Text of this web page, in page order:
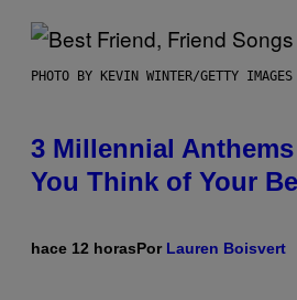
PHOTO BY KEVIN WINTER/GETTY
3 Millennial
You Think of Your
hace 12 horasPor Lauren Boisvert